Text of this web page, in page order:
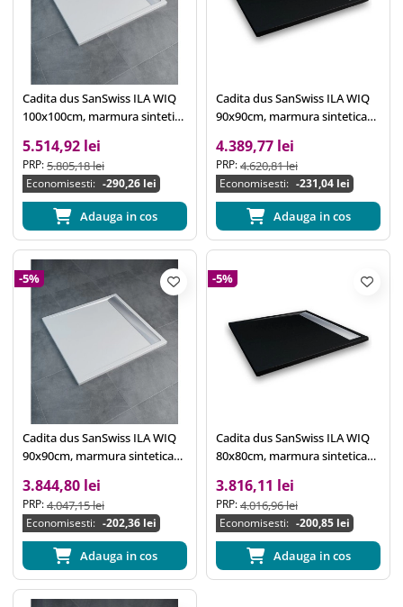
Cadita dus SanSwiss ILA WIQ
100x100cm, marmura sintetica
5.514,92 lei
PRP:5.805,18 lei
Economisesti: -290,26 lei
Adauga in cos
Cadita dus SanSwiss ILA WIQ
90x90cm, marmura sintetica
4.389,77 lei
PRP:4.620,81 lei
Economisesti: -231,04 lei
Adauga in cos
-5%
Cadita dus SanSwiss ILA WIQ
90x90cm, marmura sintetica
3.844,80 lei
PRP:4.047,15 lei
Economisesti: -202,36 lei
Adauga in cos
-5%
Cadita dus SanSwiss ILA WIQ
80x80cm, marmura sintetica
3.816,11 lei
PRP:4.016,96 lei
Economisesti: -200,85 lei
Adauga in cos